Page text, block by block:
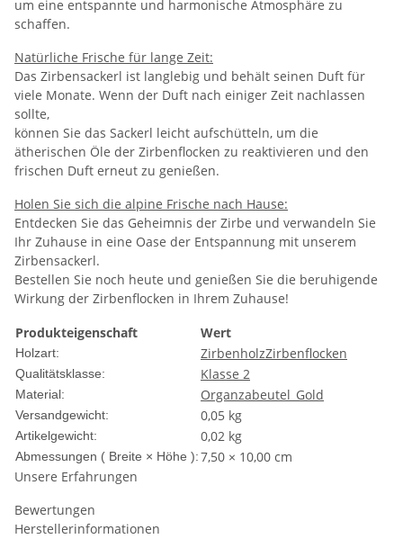
um eine entspannte und harmonische Atmosphäre zu
schaffen.
Natürliche Frische für lange Zeit:
Das Zirbensackerl ist langlebig und behält seinen Duft für
viele Monate. Wenn der Duft nach einiger Zeit nachlassen
sollte,
können Sie das Sackerl leicht aufschütteln, um die
ätherischen Öle der Zirbenflocken zu reaktivieren und den
frischen Duft erneut zu genießen.
Holen Sie sich die alpine Frische nach Hause:
Entdecken Sie das Geheimnis der Zirbe und verwandeln Sie
Ihr Zuhause in eine Oase der Entspannung mit unserem
Zirbensackerl.
Bestellen Sie noch heute und genießen Sie die beruhigende
Wirkung der Zirbenflocken in Ihrem Zuhause!
Produkteigenschaft
Wert
Holzart: ZirbenholzZirbenflocken
Qualitätsklasse: Klasse 2
Material: Organzabeutel_Gold
Versandgewicht: 0,05 kg
Artikelgewicht: 0,02 kg
Abmessungen ( Breite × Höhe ):7,50 × 10,00 cm
Unsere Erfahrungen
Bewertungen
Herstellerinformationen